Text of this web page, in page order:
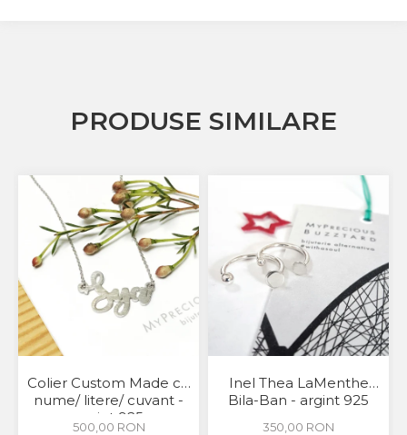
PRODUSE SIMILARE
Colier Custom Made cu
nume/ litere/ cuvant -
argint 925
500,00 RON
Inel Thea LaMenthe
Bila-Ban - argint 925
350,00 RON